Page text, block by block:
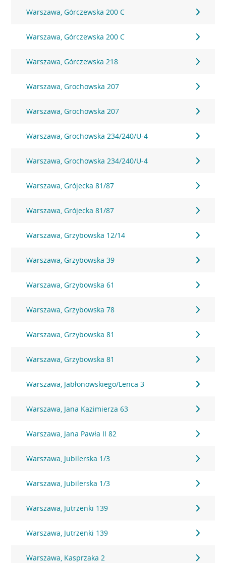
Warszawa, Górczewska 200 C
Warszawa, Górczewska 200 C
Warszawa, Górczewska 218
Warszawa, Grochowska 207
Warszawa, Grochowska 207
Warszawa, Grochowska 234/240/U-4
Warszawa, Grochowska 234/240/U-4
Warszawa, Grójecka 81/87
Warszawa, Grójecka 81/87
Warszawa, Grzybowska 12/14
Warszawa, Grzybowska 39
Warszawa, Grzybowska 61
Warszawa, Grzybowska 78
Warszawa, Grzybowska 81
Warszawa, Grzybowska 81
Warszawa, Jabłonowskiego/Lenca 3
Warszawa, Jana Kazimierza 63
Warszawa, Jana Pawła II 82
Warszawa, Jubilerska 1/3
Warszawa, Jubilerska 1/3
Warszawa, Jutrzenki 139
Warszawa, Jutrzenki 139
Warszawa, Kasprzaka 2